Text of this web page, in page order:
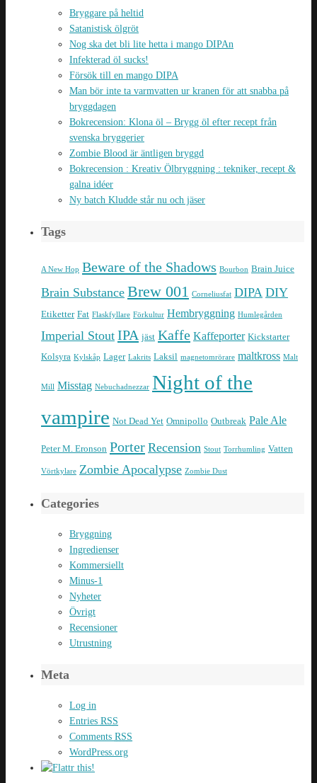
Bryggare på heltid
Satanistisk ölgröt
Nog ska det bli lite hetta i mango DIPAn
Infekterad öl sucks!
Försök till en mango DIPA
Man bör inte ta varmvatten ur kranen för att snabba på
bryggdagen
Bokrecension: Klona öl – Brygg öl efter recept från
svenska bryggerier
Zombie Blood är äntligen bryggd
Bokrecension : Kreativ Ölbryggning : tekniker, recept &
galna idéer
Ny batch Kludde står nu och jäser
Tags
A New Hop Beware of the Shadows Bourbon Brain Juice
Brain Substance Brew 001 Corneliusfat DIPA DIY
Etiketter Fat Flaskfyllare Förkultur Hembryggning Humlegården
Imperial Stout IPA jäst Kaffe Kaffeporter Kickstarter
Kolsyra Kylskåp Lager Lakrits Laksil magnetomrörare maltkross Malt
Mill Misstag Nebuchadnezzar Night of the
vampire Not Dead Yet Omnipollo Outbreak Pale Ale
Peter M. Eronson Porter Recension Stout Torrhumling Vatten
Vörtkylare Zombie Apocalypse Zombie Dust
Categories
Bryggning
Ingredienser
Kommersiellt
Minus-1
Nyheter
Övrigt
Recensioner
Utrustning
Meta
Log in
Entries RSS
Comments RSS
WordPress.org